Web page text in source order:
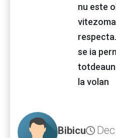
nu este
se ia
la volan
Bibicu